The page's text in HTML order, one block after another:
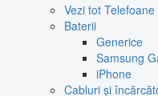
Vezi tot
Baterii
Generice
Samsung
iPhone
Cabluri și